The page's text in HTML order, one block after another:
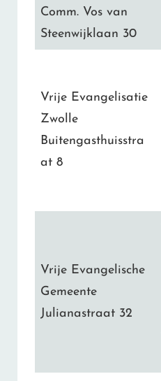
Comm. Vos van
Steenwijklaan 30
Vrije Evangelisatie
Zwolle
Buitengasthuisstra
at 8
Vrije Evangelische
Gemeente
Julianastraat 32